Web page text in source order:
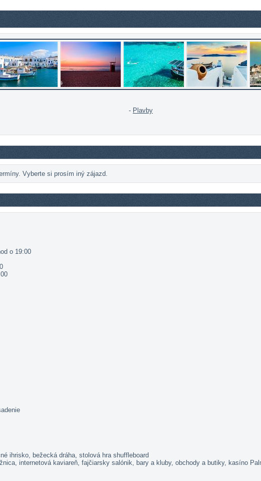
- Plavby
Vyberte si prosím iný zájazd.
o 19:00
ihrisko, bežecká dráha, stolová hra shuffleboard
internetová kaviareň, fajčiarsky salónik, bary a kluby, obchody a butiky, kasíno